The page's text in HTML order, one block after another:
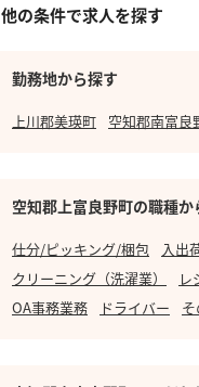
他の条件で求人を探す
勤務地から探す
上川郡美瑛町 空知郡南富良
空知郡上富良野町の職種か
仕分/ピッキング/梱包 入出
クリーニング（洗濯業）
レ
OA事務業務
ドライバー